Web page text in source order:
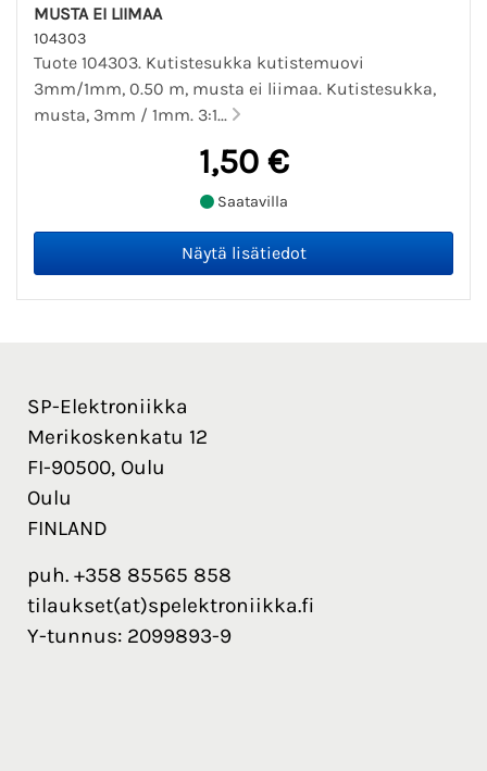
MUSTA EI LIIMAA
104303
Tuote 104303. Kutistesukka kutistemuovi
3mm/1mm, 0.50 m, musta ei liimaa. Kutistesukka,
musta, 3mm / 1mm. 3:1...
1,50 €
Saatavilla
SP-Elektroniikka
Merikoskenkatu 12
FI-90500, Oulu
Oulu
FINLAND
puh. +358 85565 858
tilaukset(at)spelektroniikka.fi
Y-tunnus: 2099893-9